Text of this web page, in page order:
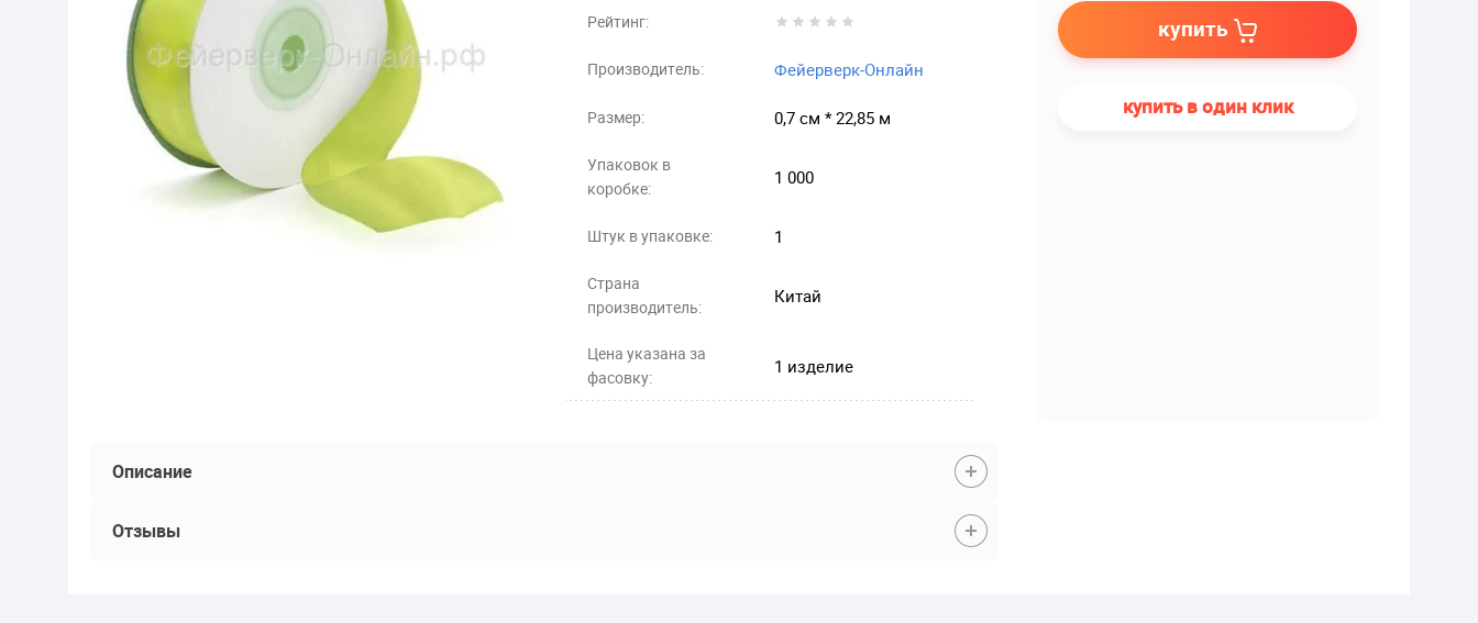
Рейтинг:
Производитель: Фейерверк-Онлайн
Размер: 0,7 см * 22,85 м
Упаковок в
коробке:
1 000
Штук в упаковке: 1
Страна
производитель:
Китай
Цена указана за
фасовку:
1 изделие
купить
купить в один клик
Описание
Отзывы